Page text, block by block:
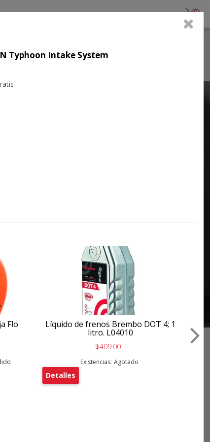
0
Typhoon Intake System
Flo Líquido de frenos Brembo DOT 4; 1
litro. L04010
$409.00
Existencias: Agotado
Detalles